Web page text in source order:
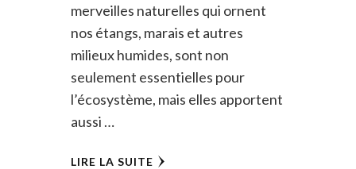
merveilles naturelles qui ornent
nos étangs, marais et autres
milieux humides, sont non
seulement essentielles pour
l’écosystème, mais elles apportent
aussi …
LIRE LA SUITE